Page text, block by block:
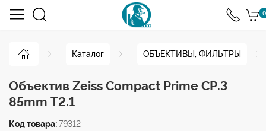
0
Каталог ОБЪЕКТИВЫ, ФИЛЬТРЫ
Объектив Zeiss Compact Prime CP.3
85mm T2.1
Код товара:79312